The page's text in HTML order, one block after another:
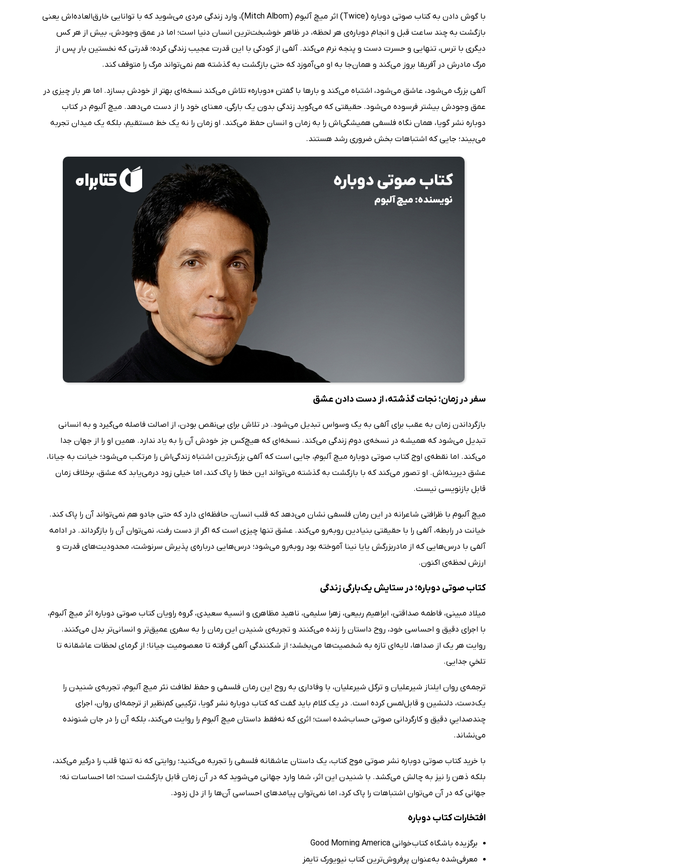
با گوش دادن به کتاب صوتی دوباره (Twice) اثر میچ آلبوم (Mitch Albom)، وارد زندگی مردی می‌شوید که با توانایی خارق‌العاده‌اش یعنی
بازگشت به چند ساعت قبل و انجام دوباره‌ی هر لحظه، در ظاهر خوشبخت‌ترین انسان دنیا است؛ اما در عمق وجودش، بیش از هر کس
دیگری با ترس، تنهایی و حسرت دست و پنجه نرم می‌کند. آلفی از کودکی با این قدرت عجیب زندگی کرده؛ قدرتی که نخستین بار پس از
مرگ مادرش در آفریقا بروز می‌کند و همان‌جا به او می‌آموزد که حتی بازگشت به گذشته هم نمی‌تواند مرگ را متوقف کند.
آلفی بزرگ می‌شود، عاشق می‌شود، اشتباه می‌کند و بارها با گفتن «دوباره» تلاش می‌کند نسخه‌ای بهتر از خودش بسازد. اما هر بار چیزی در
عمق وجودش بیشتر فرسوده می‌شود. حقیقتی که می‌گوید زندگی بدون یک بارگی، معنای خود را از دست می‌دهد. میچ آلبوم در کتاب
دوباره نشر گویا، همان نگاه فلسفی همیشگی‌اش را به زمان و انسان حفظ می‌کند. او زمان را نه یک خط مستقیم، بلکه یک میدان تجربه
می‌بیند؛ جایی که اشتباهات بخش ضروری رشد هستند.
سفر در زمان؛ نجات گذشته، از دست دادن عشق
بازگرداندن زمان به عقب برای آلفی به یک وسواس تبدیل می‌شود. در تلاش برای بی‌نقص بودن، از اصالت فاصله می‌گیرد و به انسانی
تبدیل می‌شود که همیشه در نسخه‌ی دوم زندگی می‌کند. نسخه‌ای که هیچ‌کس جز خودش آن را به یاد ندارد. همین او را از جهان جدا
می‌کند. اما نقطه‌ی اوج کتاب صوتی دوباره میچ آلبوم، جایی است که آلفی بزرگ‌ترین اشتباه زندگی‌اش را مرتکب می‌شود؛ خیانت به جیانا،
عشق دیرینه‌اش. او تصور می‌کند که با بازگشت به گذشته می‌تواند این خطا را پاک کند، اما خیلی زود درمی‌یابد که عشق، برخلاف زمان
قابل بازنویسی نیست.
میچ آلبوم با ظرافتی شاعرانه در این رمان فلسفی نشان می‌دهد که قلب انسان، حافظه‌ای دارد که حتی جادو هم نمی‌تواند آن را پاک کند.
خیانت در رابطه، آلفی را با حقیقتی بنیادین روبه‌رو می‌کند. عشق تنها چیزی است که اگر از دست رفت، نمی‌توان آن را بازگرداند. در ادامه
آلفی با درس‌هایی که از مادربزرگش یایا نینا آموخته بود روبه‌رو می‌شود؛ درس‌هایی درباره‌ی پذیرش سرنوشت، محدودیت‌های قدرت و
ارزش لحظه‌ی اکنون.
کتاب صوتی دوباره؛ در ستایش یک‌بارگی زندگی
میلاد مبینی، فاطمه صداقتی، ابراهیم ربیعی، زهرا سلیمی، ناهید مظاهری و انسیه سعیدی، گروه راویان کتاب صوتی دوباره اثر میچ آلبوم،
با اجرای دقیق و احساسی خود، روح داستان را زنده می‌کنند و تجربه‌ی شنیدن این رمان را به سفری عمیق‌تر و انسانی‌تر بدل می‌کنند.
روایت هر یک از صداها، لایه‌ای تازه به شخصیت‌ها می‌بخشد؛ از شکنندگی آلفی گرفته تا معصومیت جیانا؛ از گرمای لحظات عاشقانه تا
تلخیِ جدایی.
ترجمه‌ی روان ایلناز شیرعلیان و ترگل شیرعلیان، با وفاداری به روح این رمان فلسفی و حفظ لطافت نثر میچ آلبوم، تجربه‌ی شنیدن را
یک‌دست، دلنشین و قابل‌لمس کرده است. در یک کلام باید گفت که کتاب دوباره نشر گویا، ترکیبی کم‌نظیر از ترجمه‌ای روان، اجرای
چندصداییِ دقیق و کارگردانی صوتی حساب‌شده است؛ اثری که نه‌فقط داستان میچ آلبوم را روایت می‌کند، بلکه آن را در جان شنونده
می‌نشاند.
با خرید کتاب صوتی دوباره نشر صوتی موج کتاب، یک داستان عاشقانه فلسفی را تجربه می‌کنید؛ روایتی که نه تنها قلب را درگیر می‌کند،
بلکه ذهن را نیز به چالش می‌کشد. با شنیدن این اثر، شما وارد جهانی می‌شوید که در آن زمان قابل بازگشت است؛ اما احساسات نه؛
جهانی که در آن می‌توان اشتباهات را پاک کرد، اما نمی‌توان پیامدهای احساسی آن‌ها را از دل زدود.
افتخارات کتاب دوباره
برگزیده باشگاه کتاب‌خوانی Good Morning America
معرفی‌شده به‌عنوان پرفروش‌ترین کتاب نیویورک تایمز